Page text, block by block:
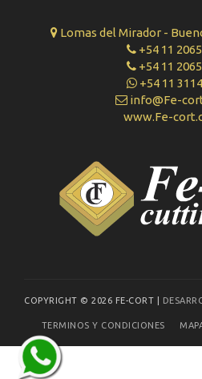
Lomas del Mirador -
+54 11
+54 11
+54 11
info@Fe-
www.Fe-
COPYRIGHT © 2026 FE-CORT |
TERMINOS Y CONDICIONES